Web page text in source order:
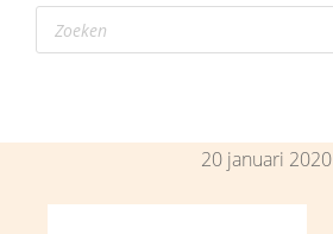
Producten
zoeken
20 januari 2020